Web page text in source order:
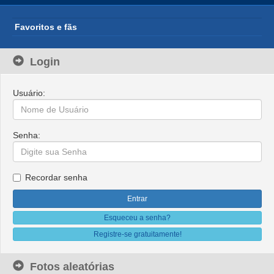
Favoritos e fãs
Login
Usuário:
Senha:
Recordar senha
Esqueceu a senha?
Registre-se gratuitamente!
Fotos aleatórias